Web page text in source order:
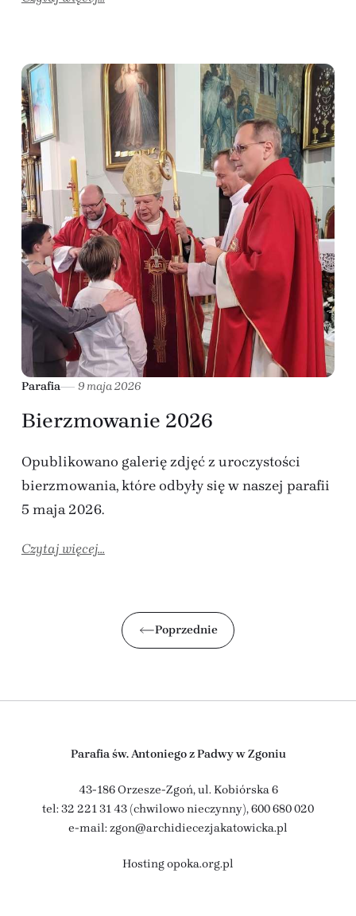
Parafia 9 maja 2026
Bierzmowanie 2026
Opublikowano galerię zdjęć z uroczystości
bierzmowania, które odbyły się w naszej parafii
5 maja 2026.
Czytaj więcej...
Poprzednie
Parafia św. Antoniego z Padwy w Zgoniu
43-186 Orzesze-Zgoń, ul. Kobiórska 6
tel: 32 221 31 43 (chwilowo nieczynny),600 680 020
e-mail: zgon@archidiecezjakatowicka.pl
Hostingopoka.org.pl